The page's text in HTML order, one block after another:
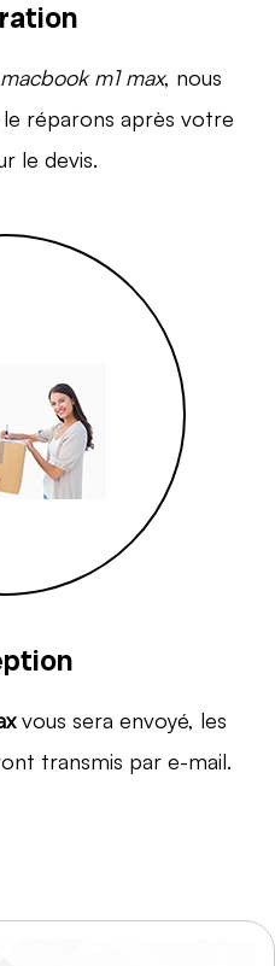
macbook m1 max, nous
réparons après votre
le devis.
vous sera envoyé, les
transmis par e-mail.